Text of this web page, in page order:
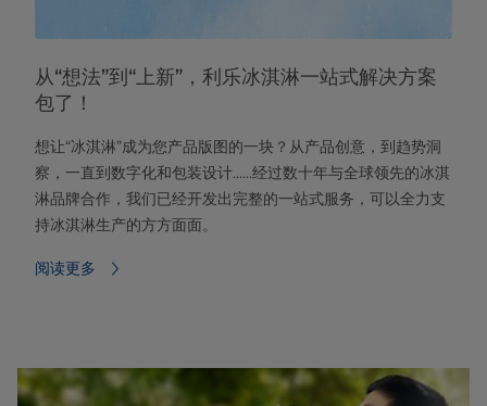
从“想法”到“上新”，利乐冰淇淋一站式解决方案
包了！
想让“冰淇淋”成为您产品版图的一块？从产品创意，到趋势洞
察，一直到数字化和包装设计……经过数十年与全球领先的冰淇
淋品牌合作，我们已经开发出完整的一站式服务，可以全力支
持冰淇淋生产的方方面面。
阅读更多⁠